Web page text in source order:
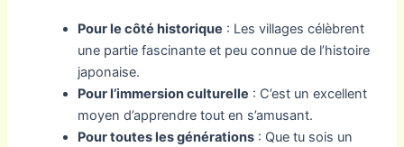
Pour le côté historique : Les villages célèbrent
une partie fascinante et peu connue de l’histoire
japonaise.
Pour l’immersion culturelle : C’est un excellent
moyen d’apprendre tout en s’amusant.
Pour toutes les générations : Que tu sois un